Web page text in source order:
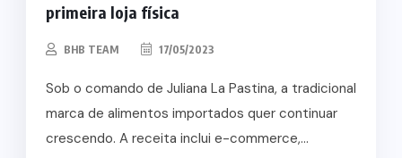
primeira loja física
BHB TEAM 17/05/2023
Sob o comando de Juliana La Pastina, a tradicional
marca de alimentos importados quer continuar
crescendo. A receita inclui e-commerce,...